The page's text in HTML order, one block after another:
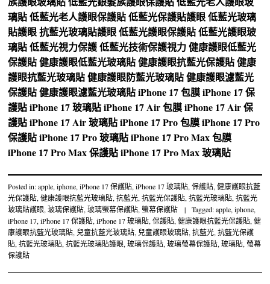
璃貼低藍光老人護眼保護貼低藍光保護貼護眼低藍光玻璃
貼護眼抗藍光玻璃貼護眼低藍光護眼保護貼低藍光護眼玻
璃貼低藍光視力保護低藍光技術保護視力健康護眼低藍光
保護貼健康護眼低藍光玻璃貼健康護眼抗藍光保護貼健康
護眼抗藍光玻璃貼健康護眼防藍光玻璃貼健康護眼濾藍光
保護貼健康護眼濾藍光玻璃貼iPhone 17 包膜iPhone 17 保
護貼iPhone 17 玻璃貼iPhone 17 Air 包膜iPhone 17 Air 保
護貼iPhone 17 Air 玻璃貼iPhone 17 Pro 包膜iPhone 17 Pro
保護貼iPhone 17 Pro 玻璃貼iPhone 17 Pro Max 包膜
iPhone 17 Pro Max 保護貼iPhone 17 Pro Max 玻璃貼
Posted in:apple,iphone,iPhone 17 保護貼,iPhone 17 玻璃貼,保護貼,健康護眼抗藍
光保護貼,健康護眼抗藍光玻璃貼,抗藍光,抗藍光保護貼,抗藍光玻璃貼,抗藍光
玻璃貼護眼,玻璃保護貼,玻璃螢幕保護貼,螢幕保護貼 | Tagged:apple,iphone,
iPhone 17,iPhone 17 保護貼,iPhone 17 玻璃貼,保護貼,健康護眼抗藍光保護貼,健
康護眼抗藍光玻璃貼, 兒童抗藍光玻璃貼, 兒童護眼玻璃貼,抗藍光,抗藍光保護
貼,抗藍光玻璃貼,抗藍光玻璃貼護眼,玻璃保護貼,玻璃螢幕保護貼,玻璃貼,螢幕
保護貼